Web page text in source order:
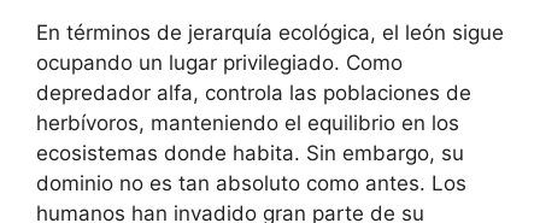
En términos de jerarquía ecológica, el león sigue
ocupando un lugar privilegiado. Como
depredador alfa, controla las poblaciones de
herbívoros, manteniendo el equilibrio en los
ecosistemas donde habita. Sin embargo, su
dominio no es tan absoluto como antes. Los
humanos han invadido gran parte de su